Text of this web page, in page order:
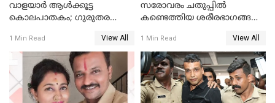
വാളയാർ ആൾക്കൂട്ട
കൊലപാതകം; ഗുരുതര
1 Min Read View All
സരോവരം ചതുപ്പിൽ
കണ്ടെത്തിയ ശരീരഭാഗങ്ങൾ
ഡി.എൻ.എ പരിശോധനയിൽ
സ്ഥിരീകരണം
1 Min Read View All